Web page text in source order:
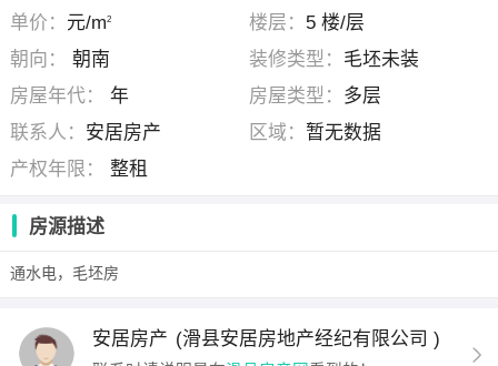
单价： 元/m2 楼层： 5 楼/层
朝向：
朝南 装修类型： 毛坯未装
房屋年代：
年 房屋类型： 多层
联系人： 安居房产 区域： 暂无数据
产权年限：
整租
房源描述
通水电，毛坯房
安居房产 (滑县安居房地产经纪有限公司 )